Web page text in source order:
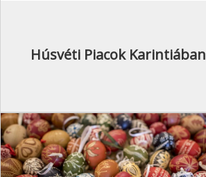
Húsvéti Piacok Karintiában